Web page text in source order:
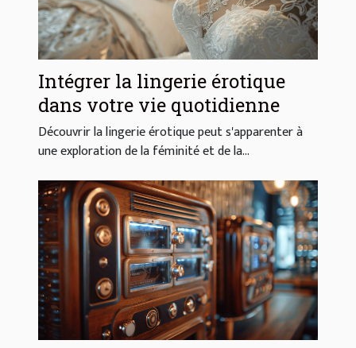
Intégrer la lingerie érotique
dans votre vie quotidienne
Découvrir la lingerie érotique peut s'apparenter à
une exploration de la féminité et de la...